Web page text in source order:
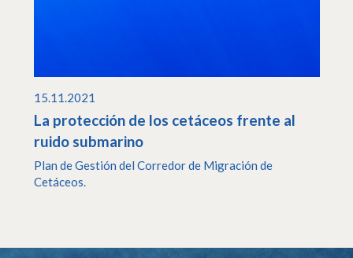
15.11.2021
La protección de los cetáceos frente al
ruido submarino
Plan de Gestión del Corredor de Migración de
Cetáceos.